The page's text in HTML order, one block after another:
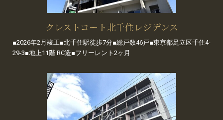
クレストコート北千住レジデンス
■2026年2月竣工■北千住駅徒歩7分■総戸数46戸■東京都足立区千住4-
29-3■地上11階 RC造■フリーレント2ヶ月